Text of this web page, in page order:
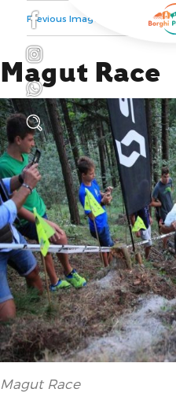
Previous Image Next Image
Magut Race
Magut Race